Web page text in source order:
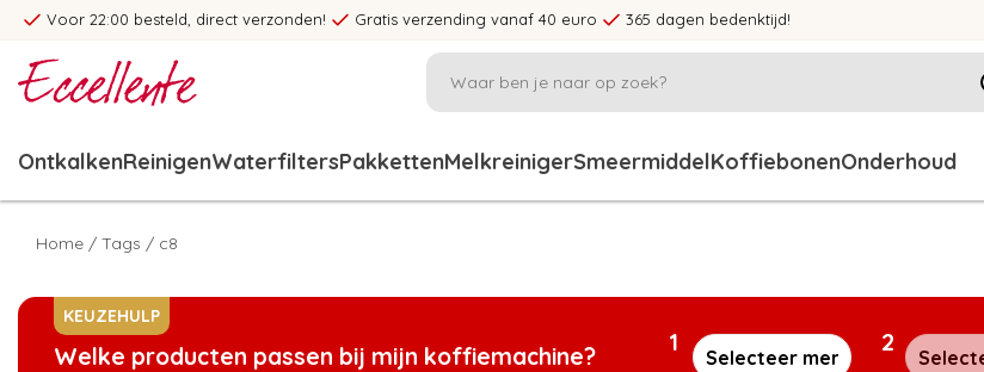
Voor 22:00 besteld, direct verzonden! Gratis verzending vanaf 40 euro 365 dagen bedenktijd!
OntkalkenReinigenWaterfiltersPakkettenMelkreinigerSmeermiddelKoffiebonenOnderhoud
Home / Tags / c8
KEUZEHULP
Welke producten passen bij mijn koffiemachine? 1 2